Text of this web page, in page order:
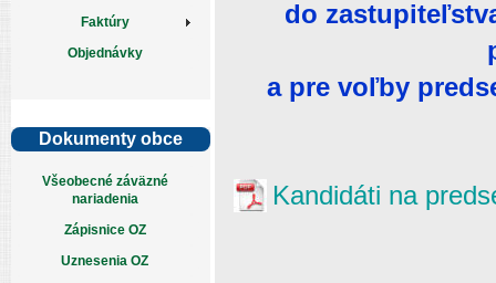
Faktúry
Objednávky
Dokumenty obce
Všeobecné záväzné
nariadenia
Zápisnice OZ
Uznesenia OZ
do
a pre voľby
Kandidáti na